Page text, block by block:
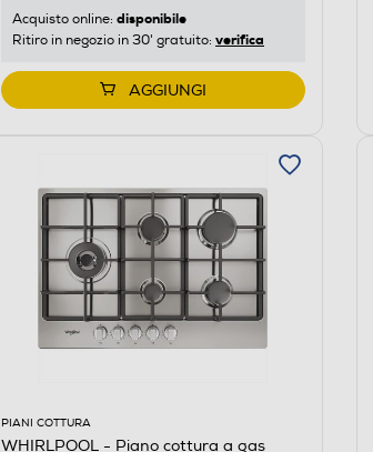
Acquisto online: disponibile
Ritiro in negozio in 30' gratuito: verifica
AGGIUNGI
PIANI COTTURA
WHIRLPOOL - Piano cottura a gas